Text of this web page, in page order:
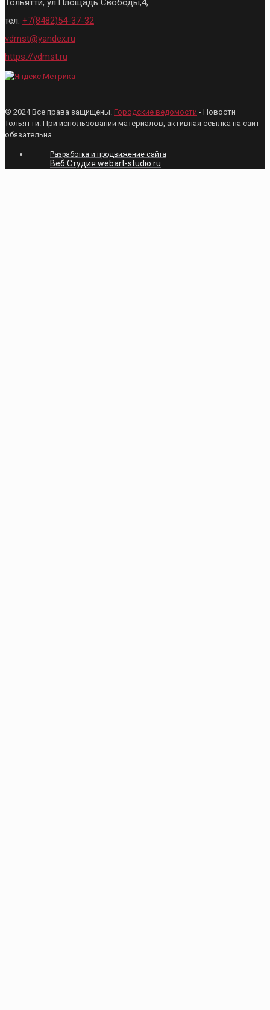
Тольятти, ул.Площадь Свободы,4,
тел: +7(8482)54-37-32
vdmst@yandex.ru
https://vdmst.ru
© 2024 Все права защищены. Городские ведомости - Новости
Тольятти. При использовании материалов, активная ссылка на сайт
обязательна
Разработка и продвижение сайта
Веб Студия webart-studio.ru